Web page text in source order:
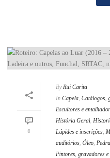
0
By Rui Carita
In Capela, Catálogos,
Escultores e
História Geral,
Lápides e inscrições,
auditórios, Óleo, Pedra
Pintores, gravadores